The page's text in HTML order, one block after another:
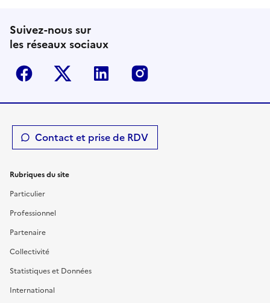
Suivez-nous sur
les réseaux sociaux
Facebook Twitter-X Linkedin
Contact et prise de RDV
Rubriques du site
Particulier
Professionnel
Partenaire
Collectivité
Statistiques et Données
International